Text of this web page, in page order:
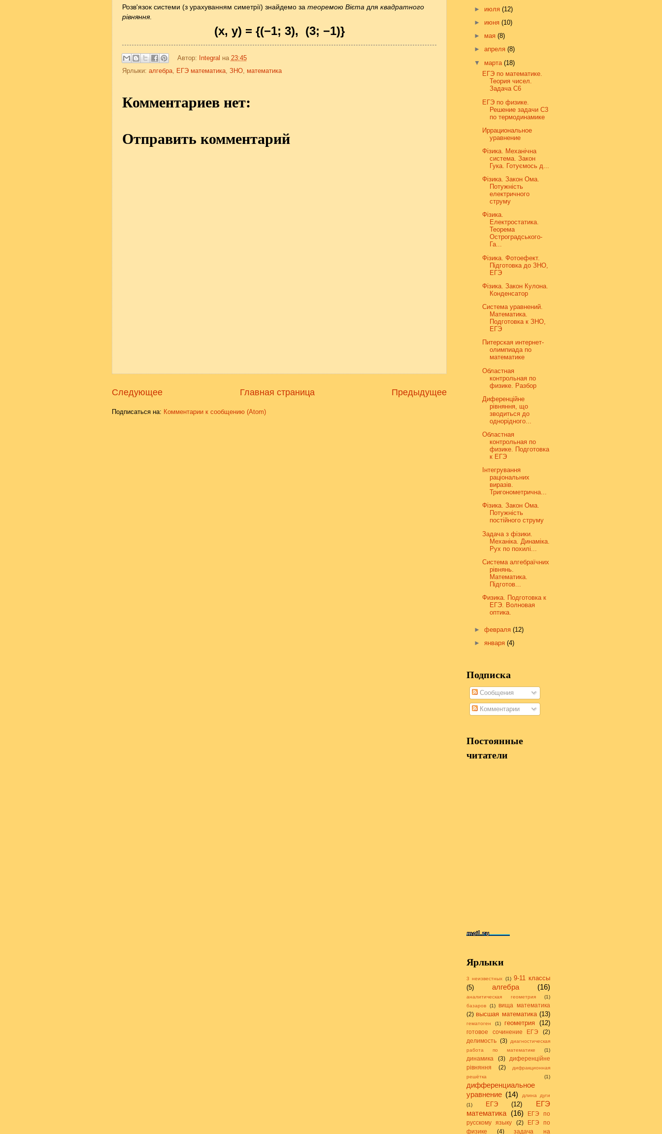
Розв'язок системи (з урахуванням симетрії) знайдемо за теоремою Вієта для квадратного
рівняння.
(x, y) = {(−1; 3), (3; −1)}
Автор: Integral на 23:45
Ярлыки: алгебра, ЕГЭ математика, ЗНО, математика
Комментариев нет:
Отправить комментарий
Следующее Предыдущее
Главная страница
Подписаться на: Комментарии к сообщению (Atom)
► июля(12)
► июня(10)
► мая(8)
►апреля(8)
▼ марта(18)
ЕГЭ по математике.
Теория чисел.
Задача С6
ЕГЭ по физике.
Решение задачи С3
по термодинамике
Иррациональное
уравнение
Фізика. Механічна
система. Закон
Гука. Готуємось д...
Фізика. Закон Ома.
Потужність
електричного
струму
Фізика.
Електростатика.
Теорема
Остроградського-
Га...
Фізика. Фотоефект.
Підготовка до ЗНО,
ЕГЭ
Фізика. Закон Кулона.
Конденсатор
Система уравнений.
Математика.
Подготовка к ЗНО,
ЕГЭ
Питерская интернет-
олимпиада по
математике
Областная
контрольная по
физике. Разбор
Диференційне
рівняння, що
зводиться до
однорідного...
Областная
контрольная по
физике. Подготовка
к ЕГЭ
Інтегрування
раціональних
виразів.
Тригонометрична...
Фізика. Закон Ома.
Потужність
постійного струму
Задача з фізики.
Механіка. Динаміка.
Рух по похилі...
Система алгебраїчних
рівнянь.
Математика.
Підготов...
Физика. Подготовка к
ЕГЭ. Волновая
оптика.
►февраля(12)
►января(4)
Подписка
Сообщения
Комментарии
Постоянные
читатели
Ярлыки
3 неизвестных (1) 9-11 классы
(5)
алгебра (16)
аналитическая геометрия
(1)
базаров
(1)
вища математика
(2) высшая математика (13)
гематоген (1) геометрия (12)
готовое сочинение ЕГЭ
(2)
делимость (3) диагностическая
работа по математике
(1)
динамика (3)
диференційне
рівняння
(2)
дифракционная
решётка
(1)
дифференциальное
уравнение (14)
длина дуги
(1)
ЕГЭ (12)
ЕГЭ
математика (16)
ЕГЭ по
русскому языку
(2)
ЕГЭ по
физике
(4) задача на